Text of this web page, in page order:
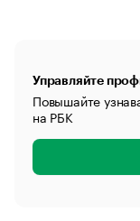
Управляйте
Повышайте
на РБК